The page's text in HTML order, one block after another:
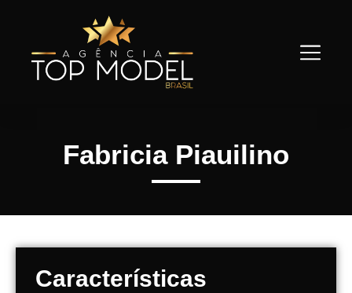
Fabricia Piauilino
Características